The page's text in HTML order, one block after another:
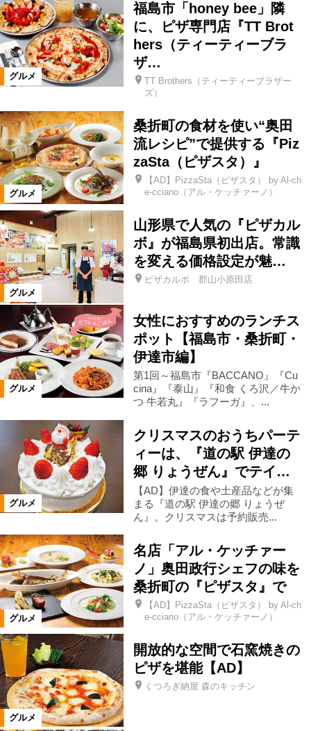
本宮市 楢葉町 猪苗代町
須賀川市 湯川村
喜多方市
白河市 県南エリア 西郷村
会津美里町 大熊町 相馬市
玉川村 大玉村 鏡石町
石川町 浅川町 川俣町
飯舘村 新地町 国見町
桑折町 福島県全域
小野町 天栄村
泉崎村 平田村 塙町 三島町
金山町 下郷町 南会津町
浪江町 昭和村
川内村 棚倉町 広野町
矢祭町 葛尾村
山形県 宮城県 鮫川村
仙台市 米沢市
グルメ
福島市「honey bee」隣
に、ピザ専門店『TT Brot
hers（ティーティーブラ
ザ…
TT Brothers（ティーティーブラザー
ズ）
グルメ
桑折町の食材を使い“奥田
流レシピ”で提供する『Piz
zaSta（ピザスタ）』
【AD】PizzaSta（ピザスタ） by Al-ch
e-cciano（アル・ケッチァーノ）
グルメ
山形県で人気の『ピザカル
ボ』が福島県初出店。常識
を変える価格設定が魅…
ピザカルボ 郡山小原田店
グルメ
女性におすすめのランチス
ポット【福島市・桑折町・
伊達市編】
第1回～福島市『BACCANO』『Cu
cina』『泰山』『和食 くろ沢／牛か
つ 牛若丸』『ラフーガ』、...
グルメ
クリスマスのおうちパーテ
ィーは、『道の駅 伊達の
郷 りょうぜん』でテイ…
【AD】伊達の食や土産品などが集
まる『道の駅 伊達の郷 りょうぜ
ん』。クリスマスは予約販売...
グルメ
名店「アル・ケッチァー
ノ」奥田政行シェフの味を
桑折町の『ピザスタ』で
【AD】PizzaSta（ピザスタ） by Al-ch
e-cciano（アル・ケッチァーノ）
グルメ
開放的な空間で石窯焼きの
ピザを堪能【AD】
くつろぎ納屋 森のキッチン